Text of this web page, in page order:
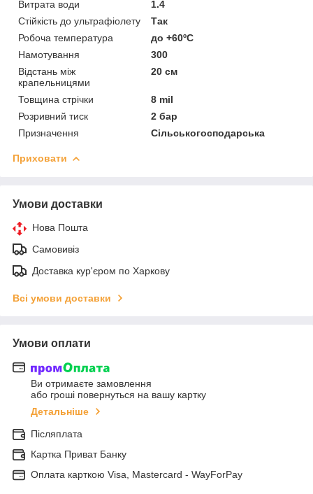
Витрата води
1.4
Стійкість до ультрафіолету
Так
Робоча температура
до +60ºС
Намотування
300
Відстань між
крапельницями
20 см
Товщина стрічки
8 mil
Розривний тиск
2 бар
Призначення
Сільськогосподарська
Приховати
Умови доставки
Нова Пошта
Самовивіз
Доставка кур'єром по Харкову
Всі умови доставки
Умови оплати
Ви отримаєте замовлення
або гроші повернуться на вашу картку
Детальніше
Післяплата
Картка Приват Банку
Оплата карткою Visa, Mastercard - WayForPay